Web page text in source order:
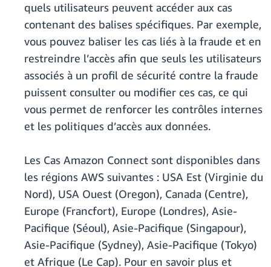
quels utilisateurs peuvent accéder aux cas
contenant des balises spécifiques. Par exemple,
vous pouvez baliser les cas liés à la fraude et en
restreindre l’accès afin que seuls les utilisateurs
associés à un profil de sécurité contre la fraude
puissent consulter ou modifier ces cas, ce qui
vous permet de renforcer les contrôles internes
et les politiques d’accès aux données.
Les Cas Amazon Connect sont disponibles dans
les régions AWS suivantes : USA Est (Virginie du
Nord), USA Ouest (Oregon), Canada (Centre),
Europe (Francfort), Europe (Londres), Asie-
Pacifique (Séoul), Asie-Pacifique (Singapour),
Asie-Pacifique (Sydney), Asie-Pacifique (Tokyo)
et Afrique (Le Cap). Pour en savoir plus et